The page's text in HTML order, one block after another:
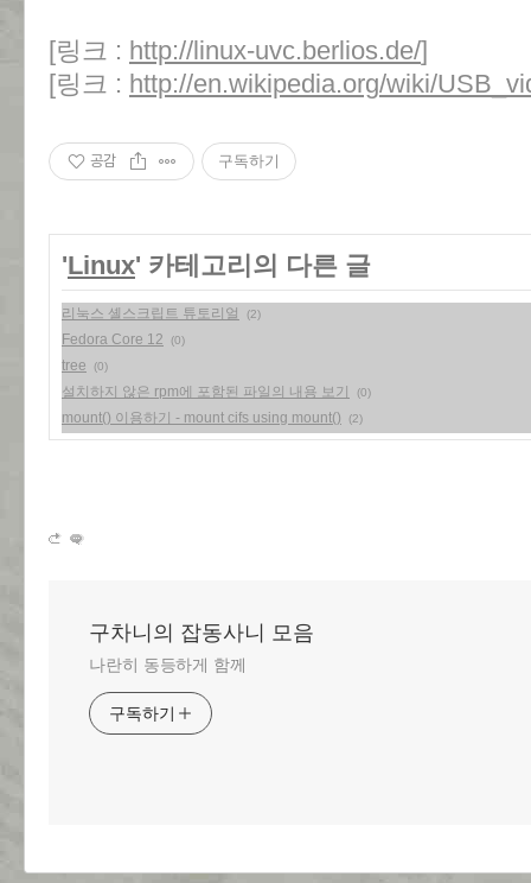
[링크 : http://linux-uvc.berlios.de/]
[링크 : http://en.wikipedia.org/wiki/
공감 구독하기
'Linux' 카테고리의 다른 글
리눅스 셸스크립트 튜토리얼 (2)
Fedora Core 12 (0)
tree (0)
설치하지 않은 rpm에 포함된 파일의 내용 보기 (0)
mount() 이용하기 - mount cifs using mount() (2)
구차니의 잡동사니 모음
나란히 동등하게 함께
구독하기